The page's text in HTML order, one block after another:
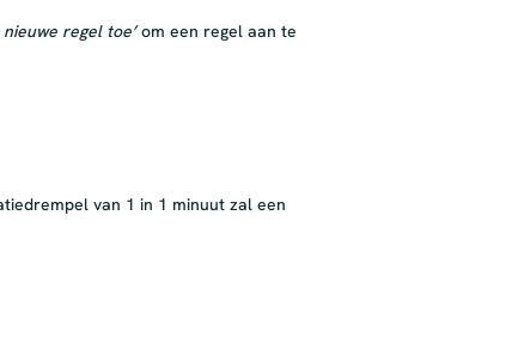
nieuwe regel toe’om een regel aan te
van 1 in 1 minuut zal een